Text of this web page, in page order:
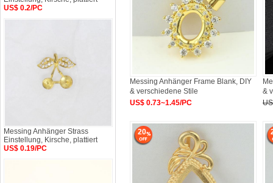
Messing Anhänger Frame Blank, DIY
& verschiedene Stile
US$ 0.73~1.45/PC
&
20
US$ 0.2/PC
Messing Anhänger Strass
Einstellung, Kirsche, plattiert
US$ 0.19/PC